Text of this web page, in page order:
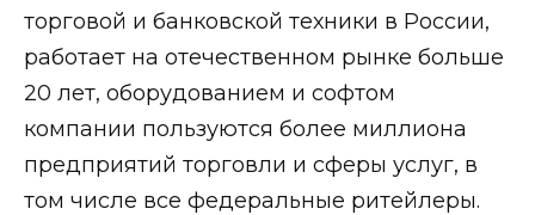
торговой и банковской техники в России,
работает на отечественном рынке больше
20 лет, оборудованием и софтом
компании пользуются более миллиона
предприятий торговли и сферы услуг, в
том числе все федеральные ритейлеры.